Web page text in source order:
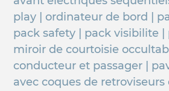
play | ordinateur de bord |
pack safety | pack visibilite |
miroir de courtoisie
conducteur et passager |
avec coques de retroviseurs